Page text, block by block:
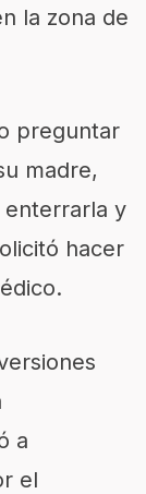
la zona de
preguntar
madre,
enterrarla y
hacer
a
el